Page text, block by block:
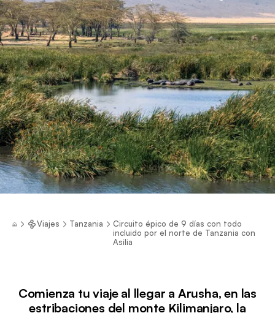
Viajes Tanzania
Circuito épico de 9 días con todo
incluido por el norte de Tanzania con
Asilia
Comienza tu viaje al llegar a Arusha, en las
estribaciones del monte Kilimanjaro, la